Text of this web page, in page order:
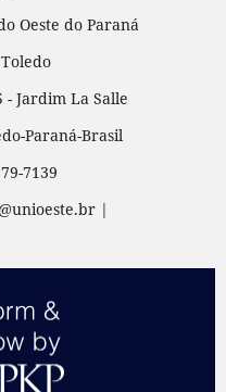
Oeste do Paraná
- Jardim La Salle
Paraná-Brasil
7139
|